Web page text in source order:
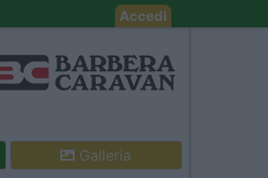
Accedi
Galleria